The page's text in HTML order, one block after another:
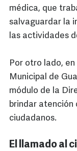
médica, que
salvaguardar la
las actividades
Por otro lado,
Municipal de
módulo de la
brindar atención
ciudadanos.
El llamado al